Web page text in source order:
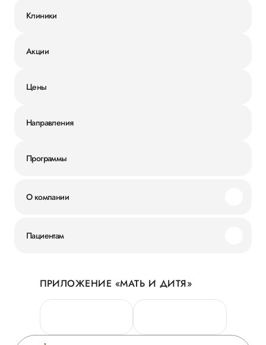
Клиники
Акции
Цены
Направления
Программы
О компании
Новости
Руководство
Сотрудничество
Пациентам
Личный кабинет
Персональные данные
Горячая линия качества
ПРИЛОЖЕНИЕ «МАТЬ И ДИТЯ»